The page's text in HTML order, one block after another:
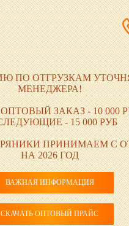
ПО ОТГРУЗКАМ
МЕНЕДЖЕРА!
ЗАКАЗ - 10 000
- 15 000 РУБ
ПРИНИМАЕМ С
НА 2026 ГОД
ВАЖНАЯ ИНФОРМАЦИЯ
СКАЧАТЬ ОПТОВЫЙ ПРАЙС